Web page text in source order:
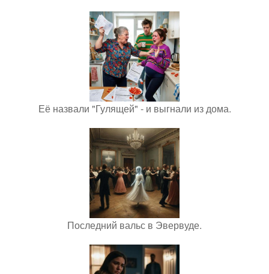
Её назвали "Гулящей" - и выгнали из дома.
Последний вальс в Эвервуде.